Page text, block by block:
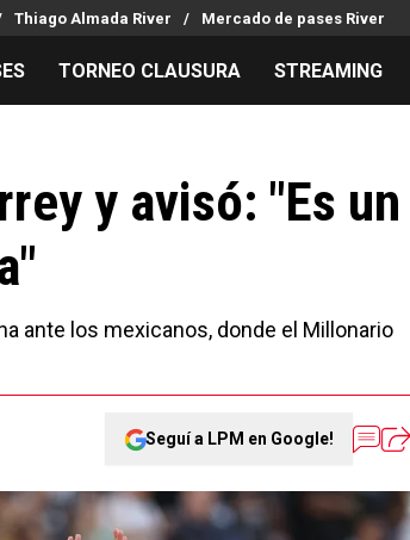
Thiago Almada River Mercado de pases River
Entradas
Noticias
Guías
TORNEO CLAUSURA STREAMING
y avisó: "Es un
ante los mexicanos, donde el Millonario
Seguí a LPM en Google!